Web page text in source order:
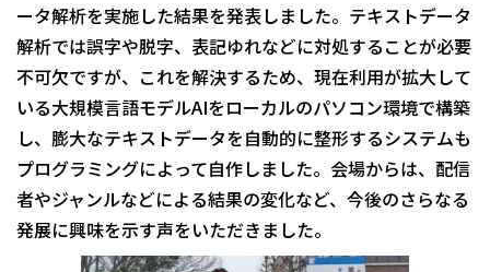
ータ解析を実施した結果を発表しました。テキストデータ
解析では誤字や脱字、表記ゆれなどに対処することが必要
不可欠ですが、これを解決するため、現在利用が拡大して
いる大規模言語モデルAIをローカルのパソコン環境で構築
し、膨大なテキストデータを自動的に整形するシステムも
プログラミングによって自作しました。会場からは、配信
者やジャンルなどによる結果の変化など、今後のさらなる
発展に興味を示す声をいただきました。